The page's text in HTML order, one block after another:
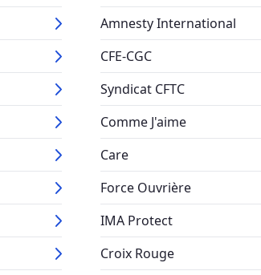
Amnesty International
CFE-CGC
Syndicat CFTC
Comme J'aime
Care
Force Ouvrière
IMA Protect
Croix Rouge